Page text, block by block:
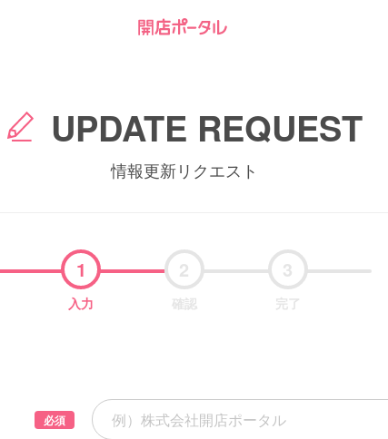
UPDATE REQUEST
情報更新リクエスト
1
入力
2
確認
3
完了
必須